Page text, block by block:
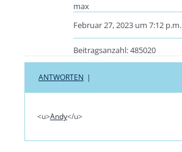
max
Februar 27, 2023 um 7:12 p.m.
Beitragsanzahl: 485020
ANTWORTEN |
<u>Andy</u>